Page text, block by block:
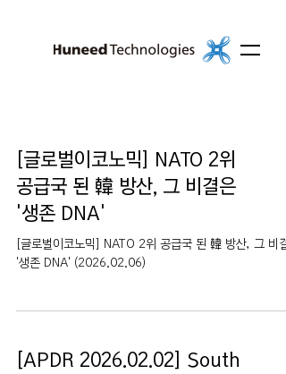
[글로벌이코노믹] NATO 2위
공급국 된 韓 방산, 그 비결은
'생존 DNA'
[글로벌이코노믹] NATO 2위 공급국 된 韓 방산, 그 비결
'생존 DNA' (2026.02.06)
[APDR 2026.02.02] South